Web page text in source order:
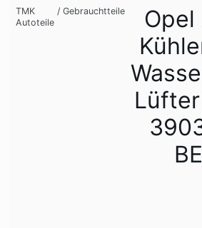
TMK
Autoteile
/ Gebrauchtteile
Opel
Lüfter